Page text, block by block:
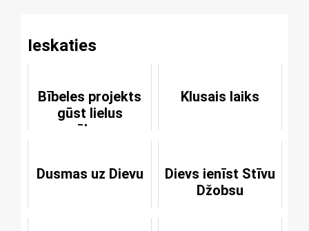
Ieskaties
Bībeles projekts
gūst lielus
panākumus
Klusais laiks
Dusmas uz Dievu
Dievs ienīst Stīvu
Džobsu